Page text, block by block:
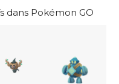
dans Pokémon GO